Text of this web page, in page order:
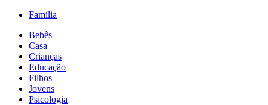
Família
Bebês
Casa
Crianças
Educação
Filhos
Jovens
Psicologia